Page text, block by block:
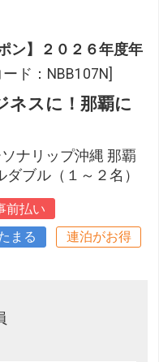
ン】２０２６年度年
ド：NBB107N]
ネスに！那覇に
ナリップ沖縄 那覇
ブル（１～２名）
前払い
まる
連泊がお得